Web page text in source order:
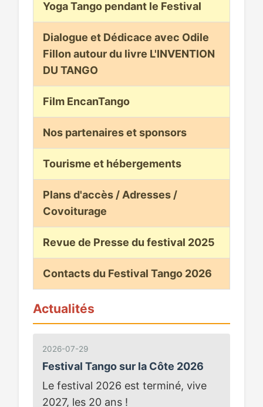
Yoga Tango pendant le Festival
Dialogue et Dédicace avec Odile
Fillon autour du livre L'INVENTION
DU TANGO
Film EncanTango
Nos partenaires et sponsors
Tourisme et hébergements
Plans d'accès / Adresses /
Covoiturage
Revue de Presse du festival 2025
Contacts du Festival Tango 2026
Actualités
2026-07-29
Festival Tango sur la Côte 2026
Le festival 2026 est terminé, vive
2027, les 20 ans !